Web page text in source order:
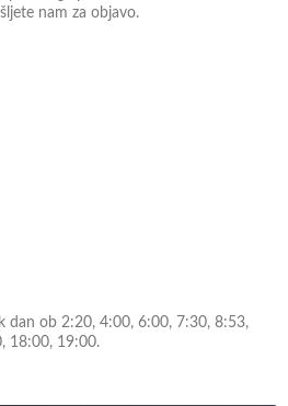
nam za objavo.
dan ob 2:20, 4:00, 6:00, 7:30, 8:53,
18:00, 19:00.